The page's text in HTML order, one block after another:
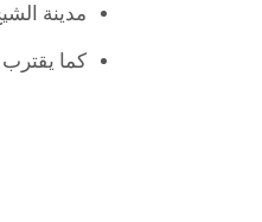
مدينة
كما